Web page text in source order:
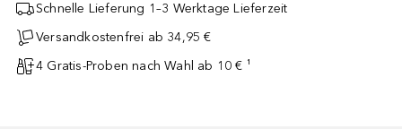
Schnelle Lieferung 1–3 Werktage Lieferzeit
Versandkostenfrei ab 34,95 €
4 Gratis-Proben nach Wahl ab 10 € ¹